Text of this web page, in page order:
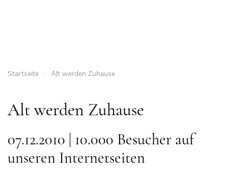
Startseite Alt werden Zuhause
Alt werden Zuhause
07.12.2010 | 10.000 Besucher auf
unseren Internetseiten